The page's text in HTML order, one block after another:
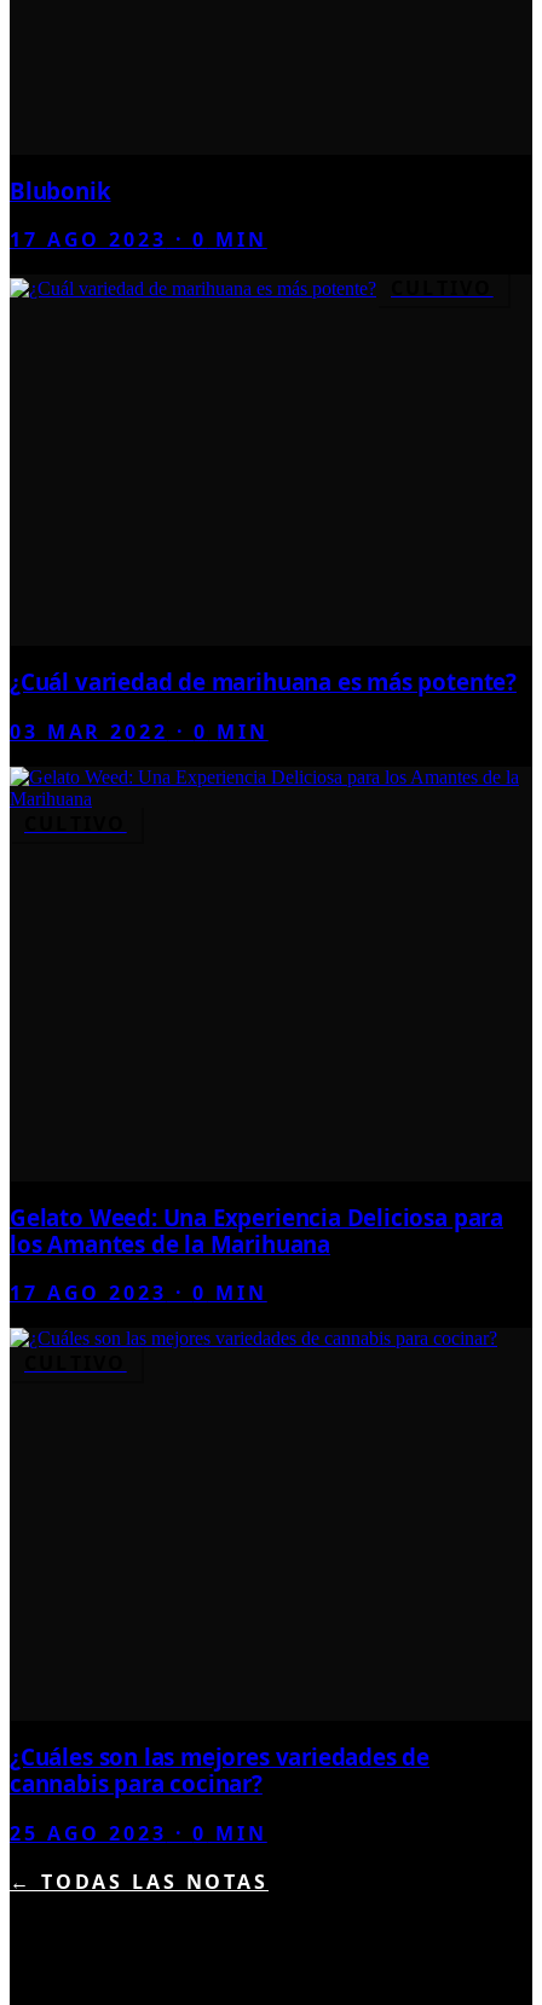
Blubonik
17 AGO 2023 ·0 MIN
¿Cuál variedad de marihuana es más potente?
03 MAR 2022 ·0 MIN
Gelato Weed: Una Experiencia Deliciosa para
los Amantes de la Marihuana
17 AGO 2023 ·0 MIN
¿Cuáles son las mejores variedades de
cannabis para cocinar?
25 AGO 2023 ·0 MIN
← TODAS LAS NOTAS